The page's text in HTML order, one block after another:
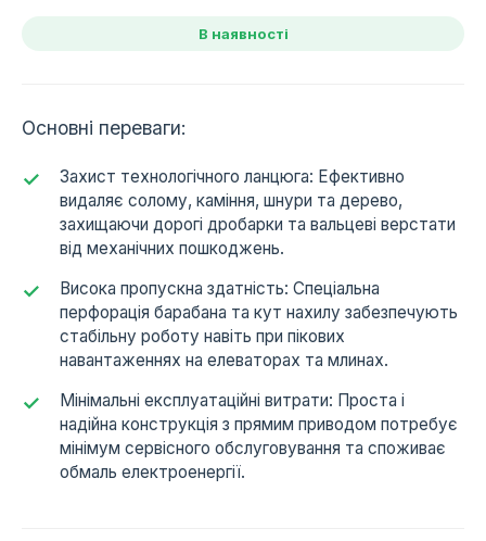
В наявності
Основні переваги:
Захист технологічного ланцюга: Ефективно
видаляє солому, каміння, шнури та дерево,
захищаючи дорогі дробарки та вальцеві верстати
від механічних пошкоджень.
Висока пропускна здатність: Спеціальна
перфорація барабана та кут нахилу забезпечують
стабільну роботу навіть при пікових
навантаженнях на елеваторах та млинах.
Мінімальні експлуатаційні витрати: Проста і
надійна конструкція з прямим приводом потребує
мінімум сервісного обслуговування та споживає
обмаль електроенергії.